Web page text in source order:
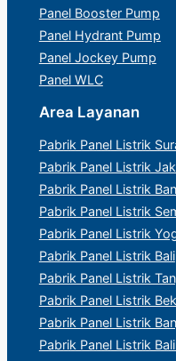
Panel Booster Pump
Panel Hydrant Pump
Panel Jockey Pump
Panel WLC
Area Layanan
Pabrik Panel Listrik
Pabrik Panel Listrik
Pabrik Panel Listrik
Pabrik Panel Listrik
Pabrik Panel Listrik
Pabrik Panel Listrik Bali
Pabrik Panel Listrik
Pabrik Panel Listrik
Pabrik Panel Listrik
Pabrik Panel Listrik